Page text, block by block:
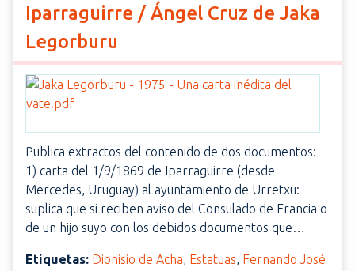
Iparraguirre / Ángel Cruz de Jaka
Legorburu
Publica extractos del contenido de dos documentos:
1) carta del 1/9/1869 de Iparraguirre (desde
Mercedes, Uruguay) al ayuntamiento de Urretxu:
suplica que si reciben aviso del Consulado de Francia o
de un hijo suyo con los debidos documentos que…
Etiquetas: Dionisio de Acha, Estatuas, Fernando José